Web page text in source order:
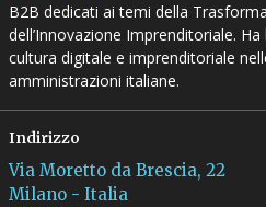
B2B dedicati ai temi della
dell’Innovazione Imprenditoriale.
cultura digitale e imprenditoriale
amministrazioni italiane.
Indirizzo
Via Moretto da Brescia, 22
Milano - Italia